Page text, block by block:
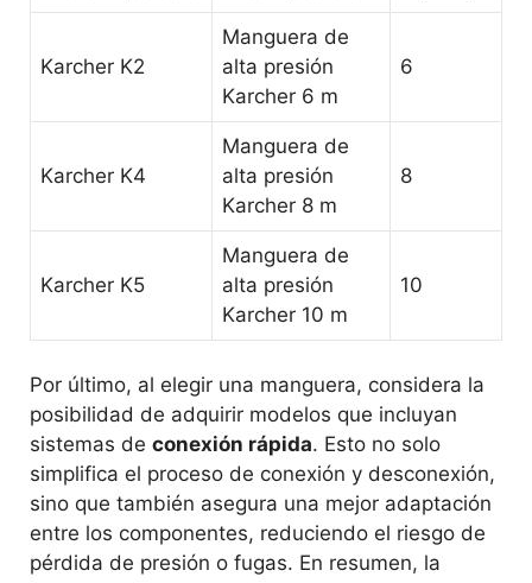
Karcher K2
Manguera de
alta presión
Karcher 6 m
6
Karcher K4
Manguera de
alta presión
Karcher 8 m
8
Karcher K5
Manguera de
alta presión
Karcher 10 m
10
Por último, al elegir una manguera, considera la
posibilidad de adquirir modelos que incluyan
sistemas de conexión rápida. Esto no solo
simplifica el proceso de conexión y desconexión,
sino que también asegura una mejor adaptación
entre los componentes, reduciendo el riesgo de
pérdida de presión o fugas. En resumen, la